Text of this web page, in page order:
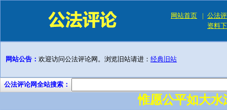
网站首页 | 公法
资料
网站公告： 欢迎访问公法评论网。浏览旧站请进： 经典旧站
公法评论网全站搜索：
惟愿公平如大